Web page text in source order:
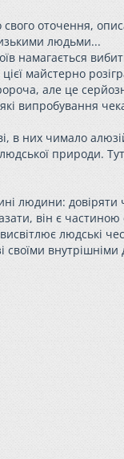
свого оточення,
людьми...
намагається
майстерно
але це
випробування
в них чимало
природи.
людини: довіряти
він є частиною
людські
своїми